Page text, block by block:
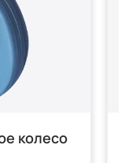
колесо